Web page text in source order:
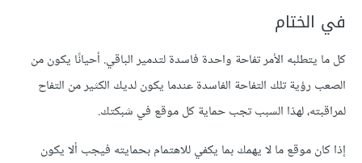
في الختام
كل ما يتطلبه الأمر تفاحة واحدة فاسدة لتدمير الباقي. أحيانًا يكون من
الصعب رؤية تلك التفاحة الفاسدة عندما يكون لديك الكثير من التفاح
لمراقبته، لهذا السبب تجب حماية كل موقع في شبكتك.
إذا كان موقع ما لا يهمك بما يكفي للاهتمام بحمايته فيجب ألا يكون